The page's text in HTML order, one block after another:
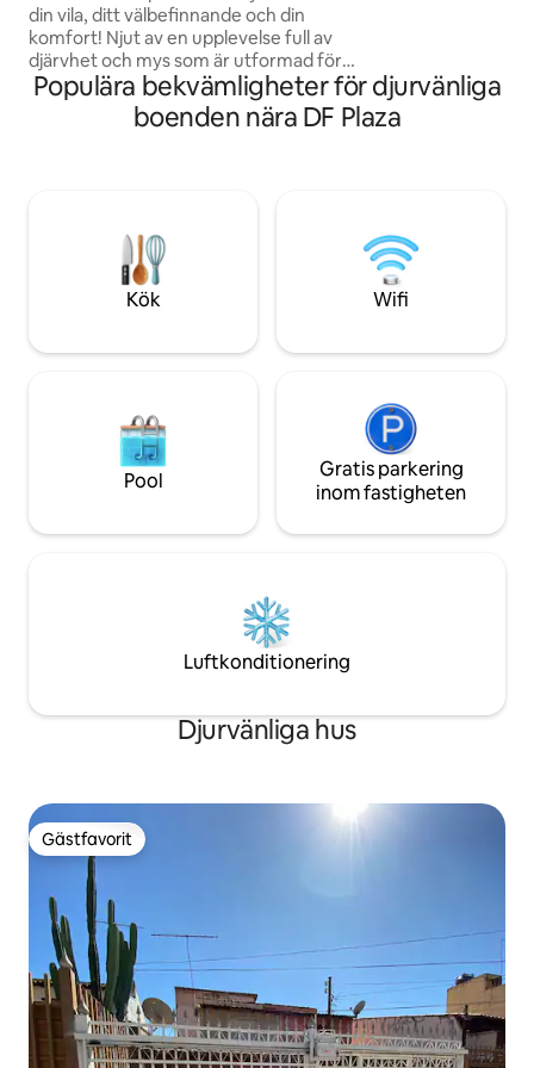
din vila, ditt välbefinnande och din
komfort! Njut av en upplevelse full av
djärvhet och mys som är utformad för
dig! ❤️ Perfekt 📍 läge i Taguatinga: nära
restauranger, marknad, apotek. - 1 km
från Taguatinga Shopping - 400 m från
digitalt lås - Smart-tv - luftkonditionering
- wi-fi - Vi tillhandahåller sängkläder och
Populära bekvämligheter för djurvänliga
boenden nära DF Plaza
Kök Wifi
Pool
Gratis parkering
inom fastigheten
Luftkonditionering
Djurvänliga hus
Gästfavorit
Gästfavorit